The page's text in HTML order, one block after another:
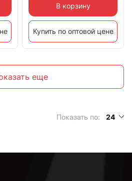
В корзину
Купить по оптовой цене
еще
Показать по: 24